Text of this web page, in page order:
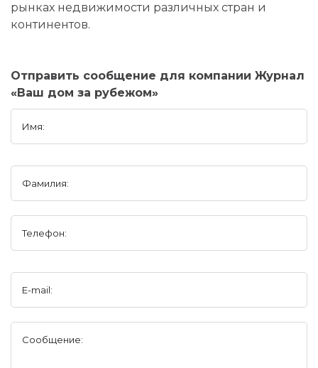
рынках недвижимости различных стран и
континентов.
Отправить сообщение для компании Журнал
«Ваш дом за рубежом»
Имя:
Фамилия:
Телефон:
E-mail:
Сообщение: